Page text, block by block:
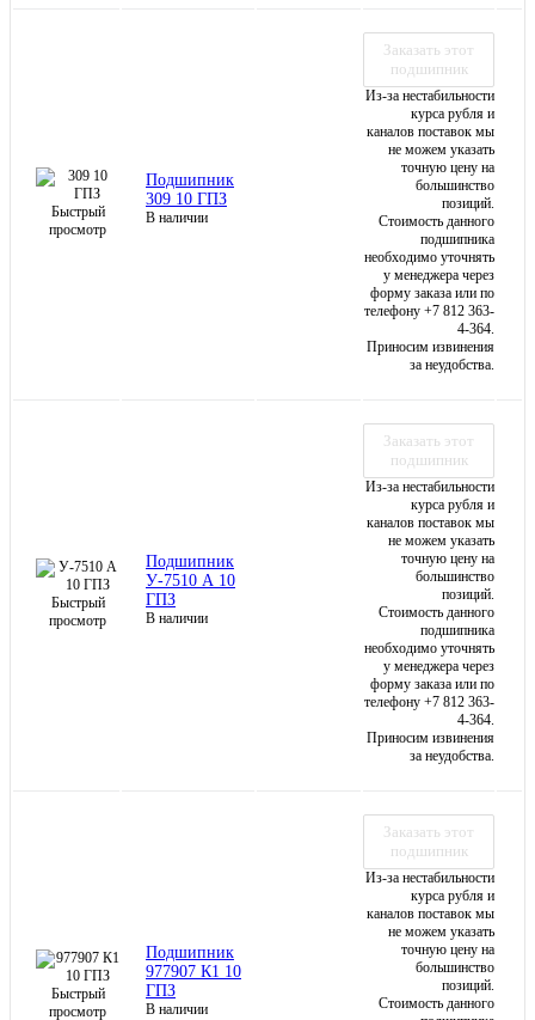
Быстрый
просмотр
Подшипник
309 10 ГПЗ
В наличии
Заказать этот
подшипник
Из-за нестабильности
курса рубля и
каналов поставок мы
не можем указать
точную цену на
большинство
позиций.
Стоимость данного
подшипника
необходимо уточнять
у менеджера через
форму заказа или по
телефону +7 812 363-
4-364.
Приносим извинения
за неудобства.
Быстрый
просмотр
Подшипник
У-7510 А 10
ГПЗ
В наличии
Заказать этот
подшипник
Из-за нестабильности
курса рубля и
каналов поставок мы
не можем указать
точную цену на
большинство
позиций.
Стоимость данного
подшипника
необходимо уточнять
у менеджера через
форму заказа или по
телефону +7 812 363-
4-364.
Приносим извинения
за неудобства.
Быстрый
просмотр
Подшипник
977907 К1 10
ГПЗ
В наличии
Заказать этот
подшипник
Из-за нестабильности
курса рубля и
каналов поставок мы
не можем указать
точную цену на
большинство
позиций.
Стоимость данного